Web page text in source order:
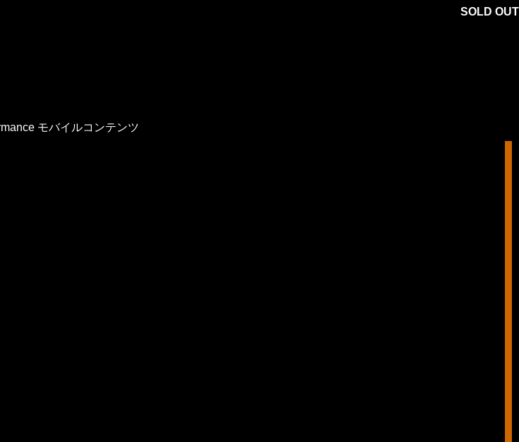
SOLD OUT
モバイルコンテンツ